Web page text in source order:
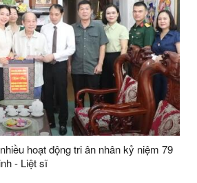
hoạt động tri ân nhân kỷ niệm 79
- Liệt sĩ